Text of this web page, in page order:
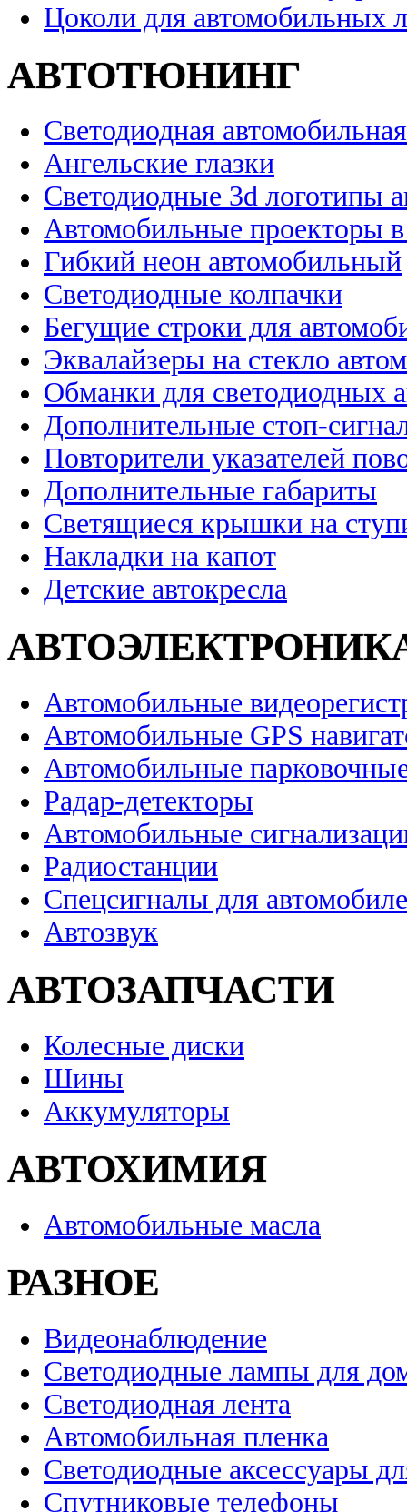
Цоколи для автомобильных
АВТОТЮНИНГ
Светодиодная
Ангельские глазки
Светодиодные 3d логотипы
Автомобильные проекторы
Гибкий неон автомобильный
Светодиодные колпачки
Бегущие строки для
Эквалайзеры на стекло
Обманки для светодиодных
Дополнительные стоп-
Повторители указателей
Дополнительные габариты
Светящиеся крышки на
Накладки на капот
Детские автокресла
Автомобильные
Автомобильные GPS
Автомобильные
Радар-детекторы
Автомобильные
Радиостанции
Спецсигналы для
Автозвук
АВТОЗАПЧАСТИ
Колесные диски
Шины
Аккумуляторы
АВТОХИМИЯ
Автомобильные масла
РАЗНОЕ
Видеонаблюдение
Светодиодные лампы для
Светодиодная лента
Автомобильная пленка
Светодиодные аксессуары
Спутниковые телефоны